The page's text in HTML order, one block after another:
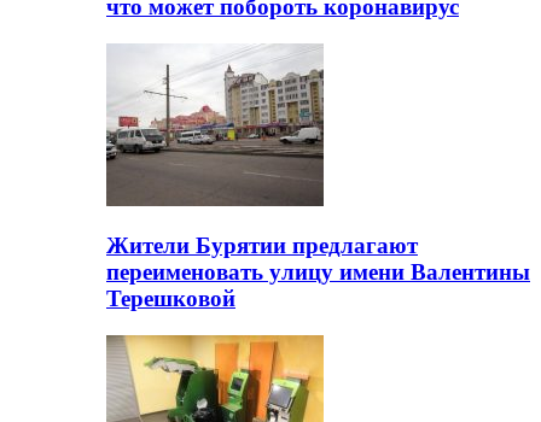
что может побороть коронавирус
Жители Бурятии предлагают
переименовать улицу имени Валентины
Терешковой